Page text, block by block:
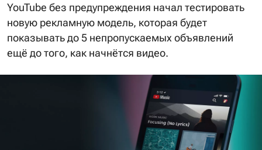
YouTube без предупреждения начал тестировать
новую рекламную модель, которая будет
показывать до 5 непропускаемых объявлений
ещё до того, как начнётся видео.